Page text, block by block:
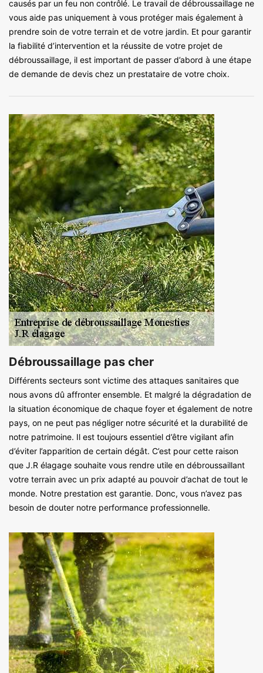
causés par un feu non contrôlé. Le travail de débroussaillage ne
vous aide pas uniquement à vous protéger mais également à
prendre soin de votre terrain et de votre jardin. Et pour garantir
la fiabilité d’intervention et la réussite de votre projet de
débroussaillage, il est important de passer d’abord à une étape
de demande de devis chez un prestataire de votre choix.
Débroussaillage pas cher
Différents secteurs sont victime des attaques sanitaires que
nous avons dû affronter ensemble. Et malgré la dégradation de
la situation économique de chaque foyer et également de notre
pays, on ne peut pas négliger notre sécurité et la durabilité de
notre patrimoine. Il est toujours essentiel d’être vigilant afin
d’éviter l’apparition de certain dégât. C’est pour cette raison
que J.R élagage souhaite vous rendre utile en débroussaillant
votre terrain avec un prix adapté au pouvoir d’achat de tout le
monde. Notre prestation est garantie. Donc, vous n’avez pas
besoin de douter notre performance professionnelle.